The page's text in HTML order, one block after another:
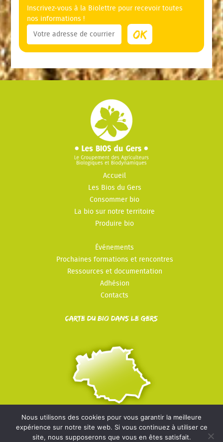
Inscrivez-vous à la Biolettre pour recevoir toutes
nos informations !
Accueil
Les Bios du Gers
Consommer bio
La bio sur notre territoire
Produire bio
Événements
Prochaines formations et rencontres
Ressources et documentation
Adhésion
Contacts
Carte du Bio dans le Gers
© Les Bios du Gers - 2022-2026 - Mentions légales- Politique
Nous utilisons des cookies pour vous garantir la meilleure
expérience sur notre site web. Si vous continuez à utiliser ce
site, nous supposerons que vous en êtes satisfait.